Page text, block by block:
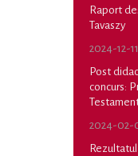
Raport
Tavaszy
2024-12-
Post
concurs:
2024-02-